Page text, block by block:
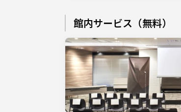
館内サービス（無料）